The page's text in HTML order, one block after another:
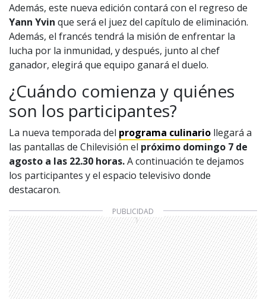
Además, este nueva edición contará con el regreso de
Yann Yvin que será el juez del capítulo de eliminación.
Además, el francés tendrá la misión de enfrentar la
lucha por la inmunidad, y después, junto al chef
ganador, elegirá que equipo ganará el duelo.
¿Cuándo comienza y quiénes
son los participantes?
La nueva temporada del programa culinario llegará a
las pantallas de Chilevisión el próximo domingo 7 de
agosto a las 22.30 horas.A continuación te dejamos
los participantes y el espacio televisivo donde
destacaron.